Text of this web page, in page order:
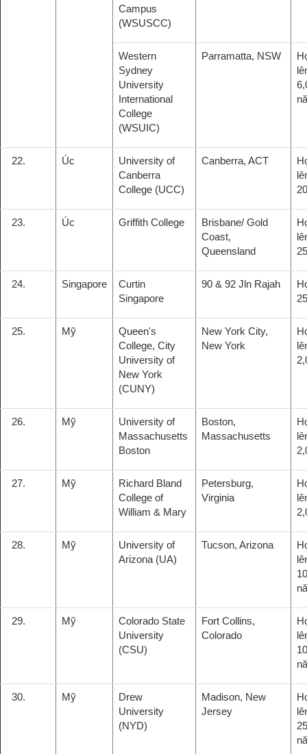
Campus
(WSUSCC)
Western
Sydney
University
International
College
(WSUIC)
Parramatta, NSW
22. Úc
University of
Canberra
College (UCC)
Canberra, ACT
23. Úc Griffith College
Brisbane/ Gold
Coast,
Queensland
24. Singapore
Curtin
Singapore
90 & 92 Jln Rajah
25. Mỹ
Queen's
College, City
University of
New York
(CUNY)
New York City,
New York
26. Mỹ
University of
Massachusetts
Boston
Boston,
Massachusetts
27. Mỹ
Richard Bland
College of
William & Mary
Petersburg,
Virginia
28. Mỹ
University of
Arizona (UA)
Tucson, Arizona
29. Mỹ
Colorado State
University
(CSU)
Fort Collins,
Colorado
30. Mỹ
Drew
University
(NYD)
Madison, New
Jersey